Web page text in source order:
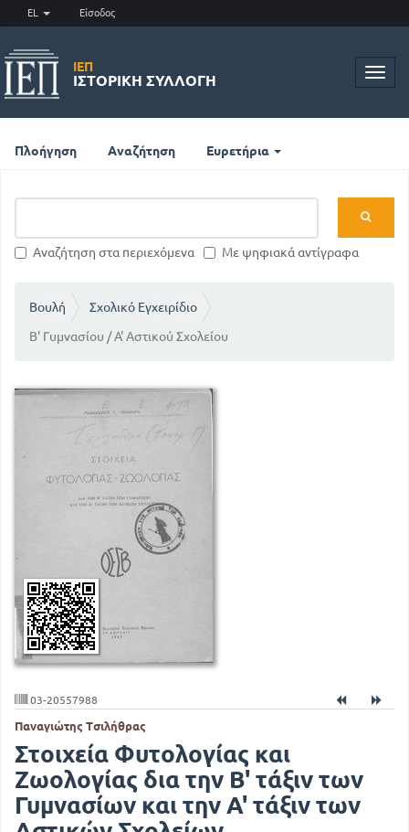
EL Είσοδος
ΙΕΠ
ΙΣΤΟΡΙΚΉ ΣΥΛΛΟΓΉ
Πλοήγηση Αναζήτηση Ευρετήρια
Αναζήτηση στα περιεχόμενα Με ψηφιακά αντίγραφα
Βουλή
Σχολικό Εγχειρίδιο
Β' Γυμνασίου / Α' Αστικού Σχολείου
03-20557988
Παναγιώτης Τσιλήθρας
Στοιχεία Φυτολογίας και
Ζωολογίας δια την Β' τάξιν των
Γυμνασίων και την Α' τάξιν των